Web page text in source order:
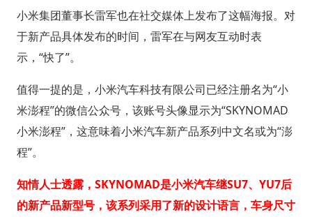
小米集团董事长雷军也在社交媒体上发布了这幅海报。对
于新产品具体发布的时间，雷军在与网友互动时表
示，“快了”。
值得一提的是，小米汽车科技有限公司已经注册名为“小
米澎程”的微信公众号，该账号头像显示为“SKYNOMAD
小米澎程”，这意味着小米汽车新产品系列中文名或为“澎
程”。
知情人士透露，SKYNOMAD是小米汽车继SU7、YU7后
的新产品新型号，该系列采用了新的设计语言，车身尺寸